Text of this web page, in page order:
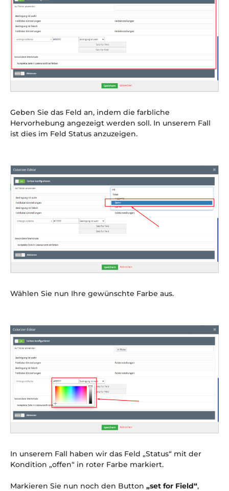
Geben Sie das Feld an, indem die farbliche
Hervorhebung angezeigt werden soll. In unserem Fall
ist dies im Feld Status anzuzeigen.
Wählen Sie nun Ihre gewünschte Farbe aus.
In unserem Fall haben wir das Feld „Status“ mit der
Kondition „offen“ in roter Farbe markiert.
Markieren Sie nun noch den Button „set for Field“,